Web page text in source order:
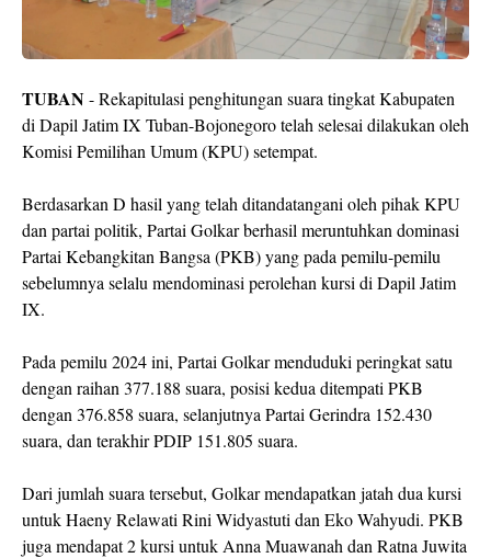
TUBAN- Rekapitulasi penghitungan suara tingkat Kabupaten
di Dapil Jatim IX Tuban-Bojonegoro telah selesai dilakukan oleh
Komisi Pemilihan Umum (KPU) setempat.
Berdasarkan D hasil yang telah ditandatangani oleh pihak KPU
dan partai politik, Partai Golkar berhasil meruntuhkan dominasi
Partai Kebangkitan Bangsa (PKB) yang pada pemilu-pemilu
sebelumnya selalu mendominasi perolehan kursi di Dapil Jatim
IX.
Pada pemilu 2024 ini, Partai Golkar menduduki peringkat satu
dengan raihan 377.188 suara, posisi kedua ditempati PKB
dengan 376.858 suara, selanjutnya Partai Gerindra 152.430
suara, dan terakhir PDIP 151.805 suara.
Dari jumlah suara tersebut, Golkar mendapatkan jatah dua kursi
untuk Haeny Relawati Rini Widyastuti dan Eko Wahyudi. PKB
juga mendapat 2 kursi untuk Anna Muawanah dan Ratna Juwita